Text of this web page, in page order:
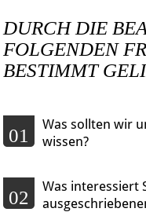
DURCH DIE
FOLGENDEN
BESTIMMT
01
Was sollten wir
wissen?
02
Was interessiert